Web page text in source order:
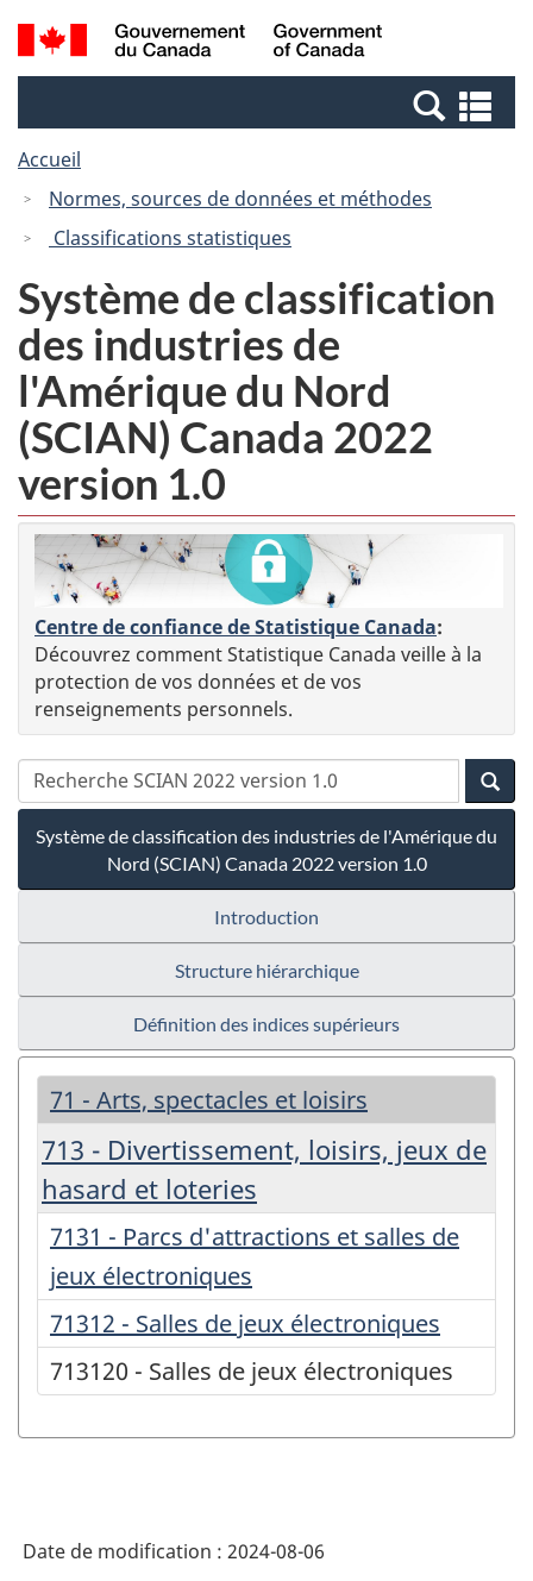
Passer
au
Passer
à
Canada
Recherche
et
et
Accueil
Normes, sources de données et méthodes
Classifications statistiques
Système de classification
des industries de
l'Amérique du Nord
(SCIAN) Canada 2022
version 1.0
Centre de confiance de Statistique Canada:
Découvrez comment Statistique Canada veille à la
protection de vos données et de vos
renseignements personnels.
Système de classification des industries de l'Amérique du
Nord (SCIAN) Canada 2022 version 1.0
Introduction
Structure hiérarchique
Définition des indices supérieurs
71 - Arts, spectacles et loisirs
713 - Divertissement, loisirs, jeux de
hasard et loteries
7131 - Parcs d'attractions et salles de
jeux électroniques
71312 - Salles de jeux électroniques
713120 - Salles de jeux électroniques
Date de modification : 2024-08-06